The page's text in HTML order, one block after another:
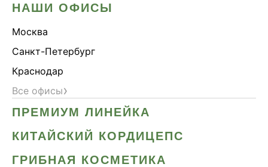
НАШИ ОФИСЫ
Москва
Санкт-Петербург
Краснодар
Все офисы›
ПРЕМИУМ ЛИНЕЙКА
КИТАЙСКИЙ КОРДИЦЕПС
ГРИБНАЯ КОСМЕТИКА